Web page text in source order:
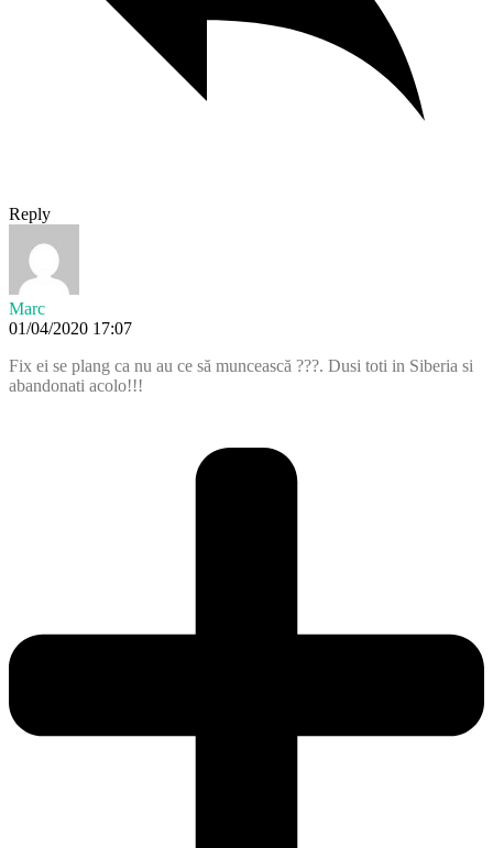
Reply
Marc
01/04/2020 17:07
Fix ei se plang ca nu au ce să muncească ???. Dusi toti in Siberia si
abandonati acolo!!!